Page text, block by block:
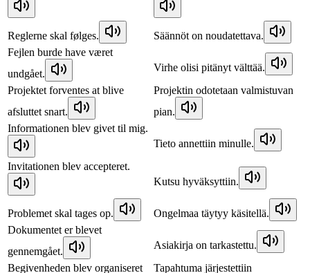
Reglerne skal følges.
Säännöt on noudatettava.
Fejlen burde have været
undgået.
Virhe olisi pitänyt välttää.
Projektet forventes at blive
afsluttet snart.
Projektin odotetaan valmistuvan
pian.
Informationen blev givet til mig.
Tieto annettiin minulle.
Invitationen blev accepteret.
Kutsu hyväksyttiin.
Problemet skal tages op.
Ongelmaa täytyy käsitellä.
Dokumentet er blevet
gennemgået.
Asiakirja on tarkastettu.
Begivenheden blev organiseret
Tapahtuma järjestettiin